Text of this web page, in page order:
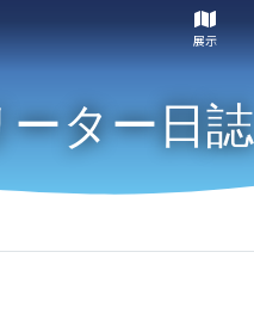
展示
ター日誌